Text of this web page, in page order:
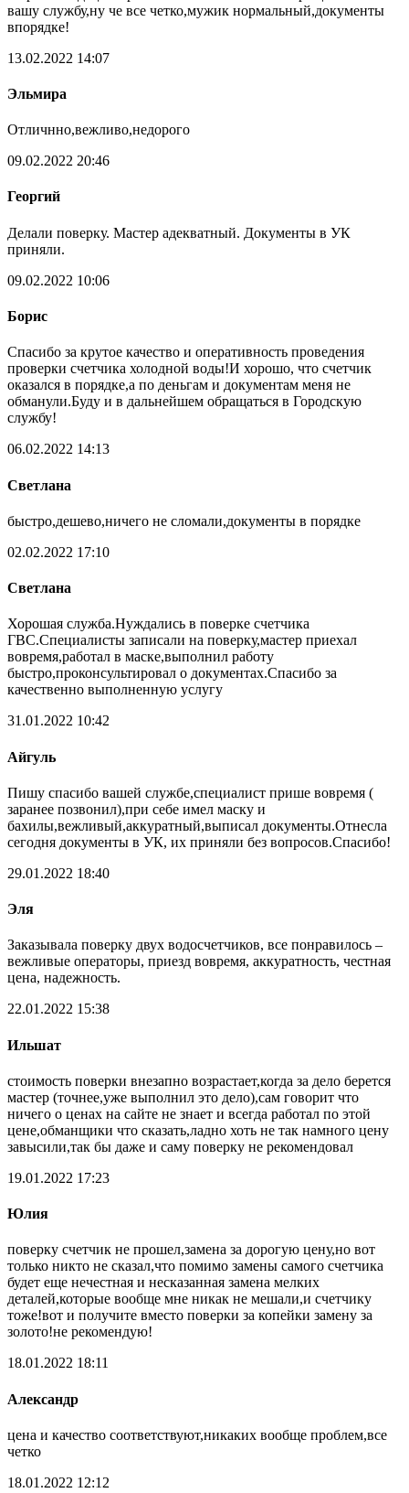
вашу службу,ну че все четко,мужик нормальный,документы
впорядке!
13.02.2022 14:07
Эльмира
Отличнно,вежливо,недорого
09.02.2022 20:46
Георгий
Делали поверку. Мастер адекватный. Документы в УК
приняли.
09.02.2022 10:06
Борис
Спасибо за крутое качество и оперативность проведения
проверки счетчика холодной воды!И хорошо, что счетчик
оказался в порядке,а по деньгам и документам меня не
обманули.Буду и в дальнейшем обращаться в Городскую
службу!
06.02.2022 14:13
Светлана
быстро,дешево,ничего не сломали,документы в порядке
02.02.2022 17:10
Светлана
Хорошая служба.Нуждались в поверке счетчика
ГВС.Специалисты записали на поверку,мастер приехал
вовремя,работал в маске,выполнил работу
быстро,проконсультировал о документах.Спасибо за
качественно выполненную услугу
31.01.2022 10:42
Айгуль
Пишу спасибо вашей службе,специалист прише вовремя (
заранее позвонил),при себе имел маску и
бахилы,вежливый,аккуратный,выписал документы.Отнесла
сегодня документы в УК, их приняли без вопросов.Спасибо!
29.01.2022 18:40
Эля
Заказывала поверку двух водосчетчиков, все понравилось –
вежливые операторы, приезд вовремя, аккуратность, честная
цена, надежность.
22.01.2022 15:38
Ильшат
стоимость поверки внезапно возрастает,когда за дело берется
мастер (точнее,уже выполнил это дело),сам говорит что
ничего о ценах на сайте не знает и всегда работал по этой
цене,обманщики что сказать,ладно хоть не так намного цену
завысили,так бы даже и саму поверку не рекомендовал
19.01.2022 17:23
Юлия
поверку счетчик не прошел,замена за дорогую цену,но вот
только никто не сказал,что помимо замены самого счетчика
будет еще нечестная и несказанная замена мелких
деталей,которые вообще мне никак не мешали,и счетчику
тоже!вот и получите вместо поверки за копейки замену за
золото!не рекомендую!
18.01.2022 18:11
Александр
цена и качество соответствуют,никаких вообще проблем,все
четко
18.01.2022 12:12